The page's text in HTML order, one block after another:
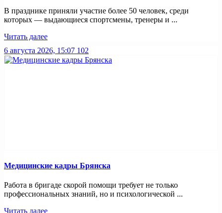
В празднике приняли участие более 50 человек, среди
которых — выдающиеся спортсмены, тренеры и ...
Читать далее
6 августа 2026, 15:07 102
Медицинские кадры Брянска
Работа в бригаде скорой помощи требует не только
профессиональных знаний, но и психологической ...
Читать далее